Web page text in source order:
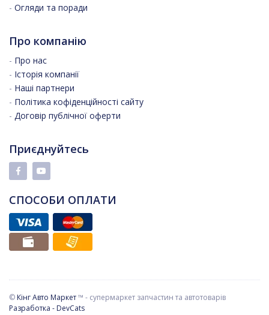
- Огляди та поради
Про компанію
- Про нас
- Історія компанії
- Наші партнери
- Політика кофіденційності сайту
- Договір публічної оферти
Приєднуйтесь
СПОСОБИ ОПЛАТИ
© Кінг Авто Маркет™ - супермаркет запчастин та автотоварів
Разработка - DevCats